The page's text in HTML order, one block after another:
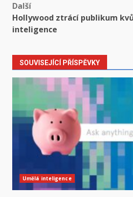
Další
Hollywood ztrácí publikum
inteligence
SOUVISEJÍCÍ PŘÍSPĚVKY
Umělá inteligence